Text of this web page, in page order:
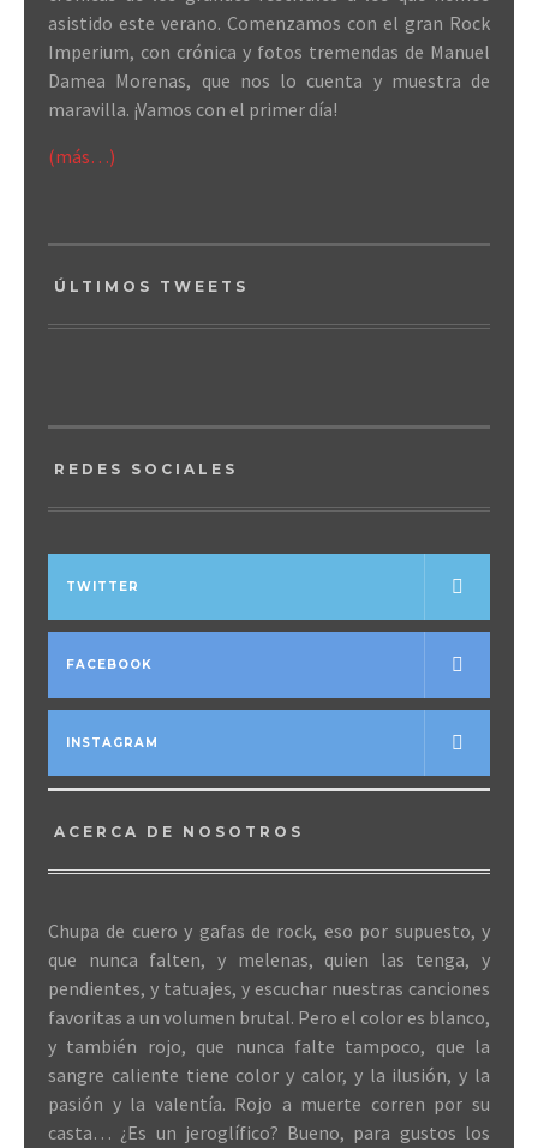
asistido este verano. Comenzamos con el gran Rock
Imperium, con crónica y fotos tremendas de Manuel
Damea Morenas, que nos lo cuenta y muestra de
maravilla. ¡Vamos con el primer día!
(más…)
ÚLTIMOS TWEETS
REDES SOCIALES
TWITTER
FACEBOOK
INSTAGRAM
ACERCA DE NOSOTROS
Chupa de cuero y gafas de rock, eso por supuesto, y
que nunca falten, y melenas, quien las tenga, y
pendientes, y tatuajes, y escuchar nuestras canciones
favoritas a un volumen brutal. Pero el color es blanco,
y también rojo, que nunca falte tampoco, que la
sangre caliente tiene color y calor, y la ilusión, y la
pasión y la valentía. Rojo a muerte corren por su
casta… ¿Es un jeroglífico? Bueno, para gustos los